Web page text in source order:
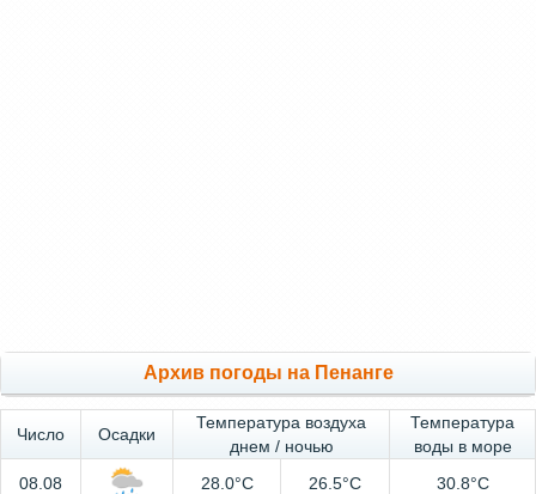
Архив погоды на Пенанге
Число Осадки
Температура воздуха
днем / ночью
Температура
воды в море
08.08
28.0°C 26.5°C 30.8°C